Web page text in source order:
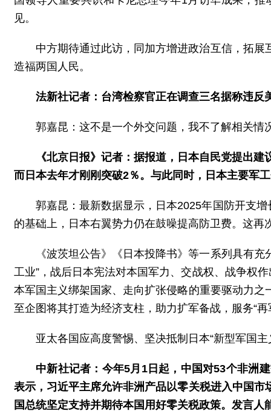
见。
中方期待通过此访，同加方增进政治互信，拓
造福两国人民。
法新社记者：台湾检察官正在调查三名据称违
郭嘉昆：这不是一个外交问题，我不了解相关情
《北京日报》记者：据报道，日本自民党提出
而日本去年才刚刚突破2％。与此同时，日本主要军
郭嘉昆：最新数据显示，日本2025年国防开支
的基础上，日本右翼势力仍在鼓噪提高防卫费。这再
《波茨坦公告》《日本投降书》等一系列具有
工业”，战后日本宪法对本国军力、交战权、战争权
本军国主义绑架国家、走向扩张侵略的重要驱动力
至企图将其打造为经济支柱，助力扩军备战，服务“再
亚太各国应高度警惕、坚决抵制日本“新型军国
中新社记者：今年5月1日起，中国对53个非洲
表示，习近平主席允许非洲产品以零关税进入中国
国总统坚定支持并期待本国用好零关税政策。发言